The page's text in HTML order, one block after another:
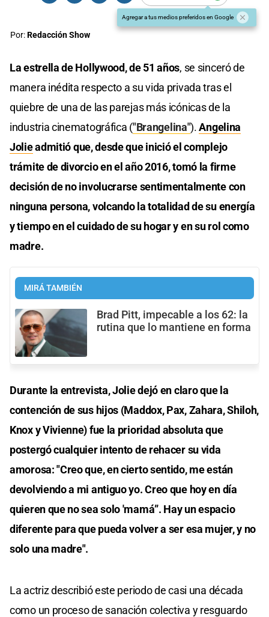
Agregar a tus medios preferidos en Google
Por:Redacción Show
La estrella de Hollywood, de 51 años, se sinceró de
manera inédita respecto a su vida privada tras el
quiebre de una de las parejas más icónicas de la
industria cinematográfica ("Brangelina"). Angelina
Jolieadmitió que, desde que inició el complejo
trámite de divorcio en el año 2016, tomó la firme
decisión de no involucrarse sentimentalmente con
ninguna persona, volcando la totalidad de su energía
y tiempo en el cuidado de su hogar y en su rol como
madre.
MIRÁ TAMBIÉN
Brad Pitt, impecable a los 62: la
rutina que lo mantiene en forma
Durante la entrevista, Jolie dejó en claro que la
contención de sus hijos (Maddox, Pax, Zahara, Shiloh,
Knox y Vivienne) fue la prioridad absoluta que
postergó cualquier intento de rehacer su vida
amorosa: "Creo que, en cierto sentido, me están
devolviendo a mi antiguo yo. Creo que hoy en día
quieren que no sea solo 'mamá”. Hay un espacio
diferente para que pueda volver a ser esa mujer, y no
solo una madre".
La actriz describió este periodo de casi una década
como un proceso de sanación colectiva y resguardo